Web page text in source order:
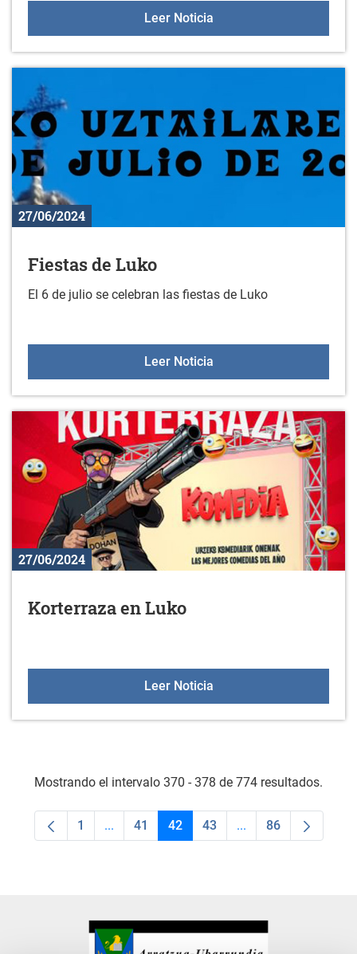
Leer NoticiaBono cultural joven
27/06/2024
Fiestas de Luko
El 6 de julio se celebran las fiestas de Luko
Leer NoticiaFiestas de Luko
27/06/2024
Korterraza en Luko
Leer NoticiaKorterraza en Luko
Mostrando el intervalo 370 - 378 de 774 resultados.
Página
1 ...Páginas intermedias Use TAB para
Página
41 Página
42 Página
43 ...PáginasPágina
86